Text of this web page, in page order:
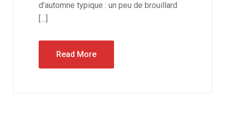
d’automne typique : un peu de brouillard
[…]
Read More